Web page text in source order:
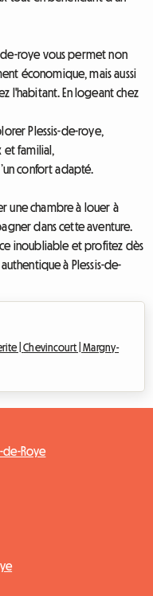
roye vous permet non
économique, mais aussi
l'habitant. En logeant chez
Plessis-de-roye,
familial,
confort adapté.
une chambre à louer à
dans cette aventure.
inoubliable et profitez dès
à Plessis-de-
|Chevincourt |Margny-
de-Roye